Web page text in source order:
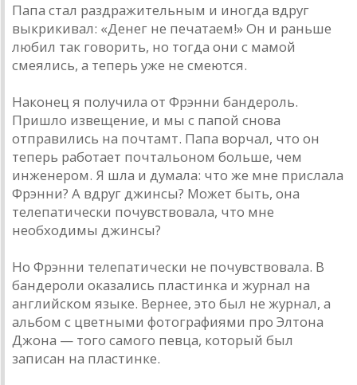
Папа стал раздражительным и иногда вдруг
выкрикивал: «Денег не печатаем!» Он и раньше
любил так говорить, но тогда они с мамой
смеялись, а теперь уже не смеются.
Наконец я получила от Фрэнни бандероль.
Пришло извещение, и мы с папой снова
отправились на почтамт. Папа ворчал, что он
теперь работает почтальоном больше, чем
инженером. Я шла и думала: что же мне прислала
Фрэнни? А вдруг джинсы? Может быть, она
телепатически почувствовала, что мне
необходимы джинсы?
Но Фрэнни телепатически не почувствовала. В
бандероли оказались пластинка и журнал на
английском языке. Вернее, это был не журнал, а
альбом с цветными фотографиями про Элтона
Джона — того самого певца, который был
записан на пластинке.